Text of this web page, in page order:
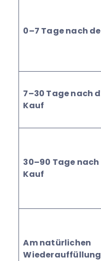
0–7 Tage nach
7–30 Tage nach
Kauf
30–90 Tage
Kauf
Am natürlichen